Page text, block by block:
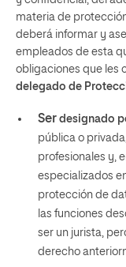
materia de
deberá informar y
empleados de esta
obligaciones que les
delegado de
Serdesignado
pública o
profesionales y,
especializados
protección de
las funciones
ser un jurista,
derecho